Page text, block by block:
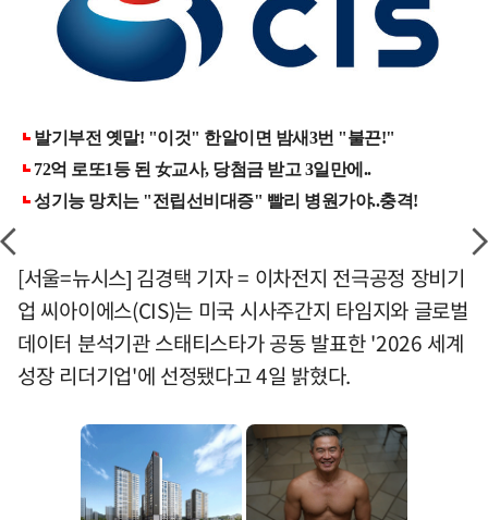
[서울=뉴시스] 김경택 기자 = 이차전지 전극공정 장비기
업 씨아이에스(CIS)는 미국 시사주간지 타임지와 글로벌
데이터 분석기관 스태티스타가 공동 발표한 '2026 세계
성장 리더기업'에 선정됐다고 4일 밝혔다.